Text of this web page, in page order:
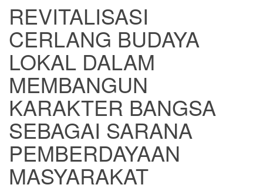
REVITALISASI
CERLANG BUDAYA
LOKAL DALAM
MEMBANGUN
KARAKTER BANGSA
SEBAGAI SARANA
PEMBERDAYAAN
MASYARAKAT